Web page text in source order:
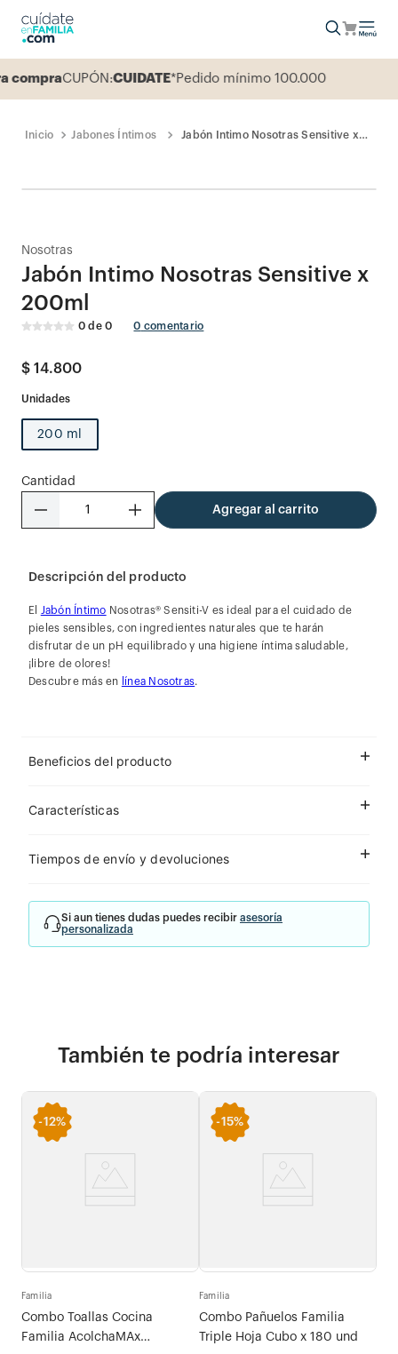
CUPÓN:CUIDATE*Pedido mínimo 100.000
Jabones Íntimos
Jabón Intimo Nosotras Sensitive x
Nosotras
Jabón Intimo Nosotras Sensitive x
200ml
0 de0 0 comentario
$ 14.800
200 ml
Cantidad
＋
－ Agregar al carrito
Descripción del producto
El Jabón Íntimo Nosotras® Sensiti-V es ideal para el cuidado de
pieles sensibles, con ingredientes naturales que te harán
disfrutar de un pH equilibrado y una higiene íntima saludable,
¡libre de olores!
Descubre más en
línea Nosotras.
Beneficios del producto
Características
Tiempos de envío y devoluciones
Si aun tienes dudas puedes recibir asesoría
personalizada
También te podría interesar
-12%
Familia
Combo Toallas Cocina
Familia AcolchaMAx
-15%
Familia
Combo Pañuelos Familia
Triple Hoja Cubo x 180 und